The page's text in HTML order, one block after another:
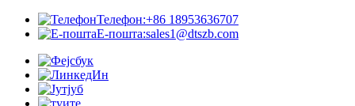
Телефон:+86 18953636707
Е-пошта:sales1@dtszb.com